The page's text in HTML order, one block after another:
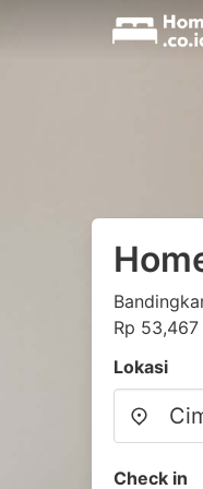
Rp 53,467
Lokasi
Check in